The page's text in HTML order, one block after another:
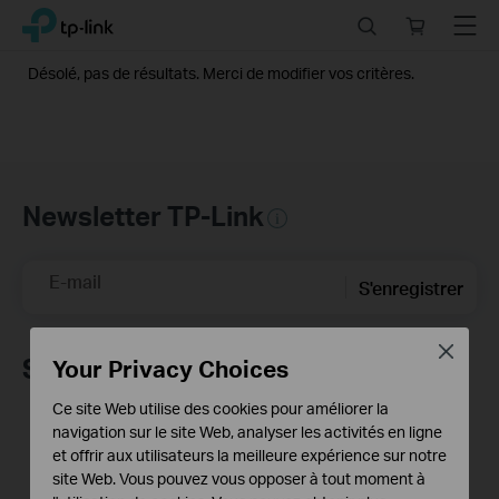
ClickTP-Link, Reliably Smart
store
Menu
Désolé, pas de résultats. Merci de modifier vos critères.
Newsletter TP-Link
E-mail S'enregistrer
Suivez-nous
Your Privacy Choices
Ce site Web utilise des cookies pour améliorer la
navigation sur le site Web, analyser les activités en ligne
et offrir aux utilisateurs la meilleure expérience sur notre
site Web. Vous pouvez vous opposer à tout moment à
Close